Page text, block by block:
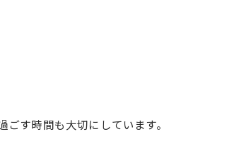
す時間も大切にしています。